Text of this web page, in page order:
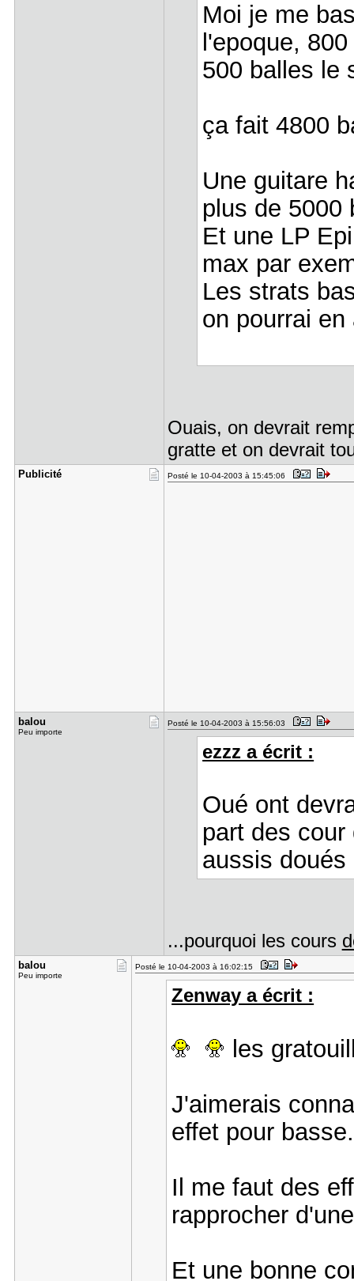
Moi je me
l'epoque,
500 balles le
ça fait 4800
Une guitare
plus de
Et une LP
max par
Les strats
on pourrai
Ouais, on devrait
gratte et on devrait
Publicité Posté le 10-04-2003 à 15:45:06
balou
Peu importe
Posté le 10-04-2003 à 15:56:03
ezzz a écrit :
Oué ont
part des
aussis
...pourquoi les cours
balou
Peu importe
Posté le 10-04-2003 à 16:02:15
Zenway a écrit :
les
J'aimerais
effet pour
Il me faut des
rapprocher
Et une bonne